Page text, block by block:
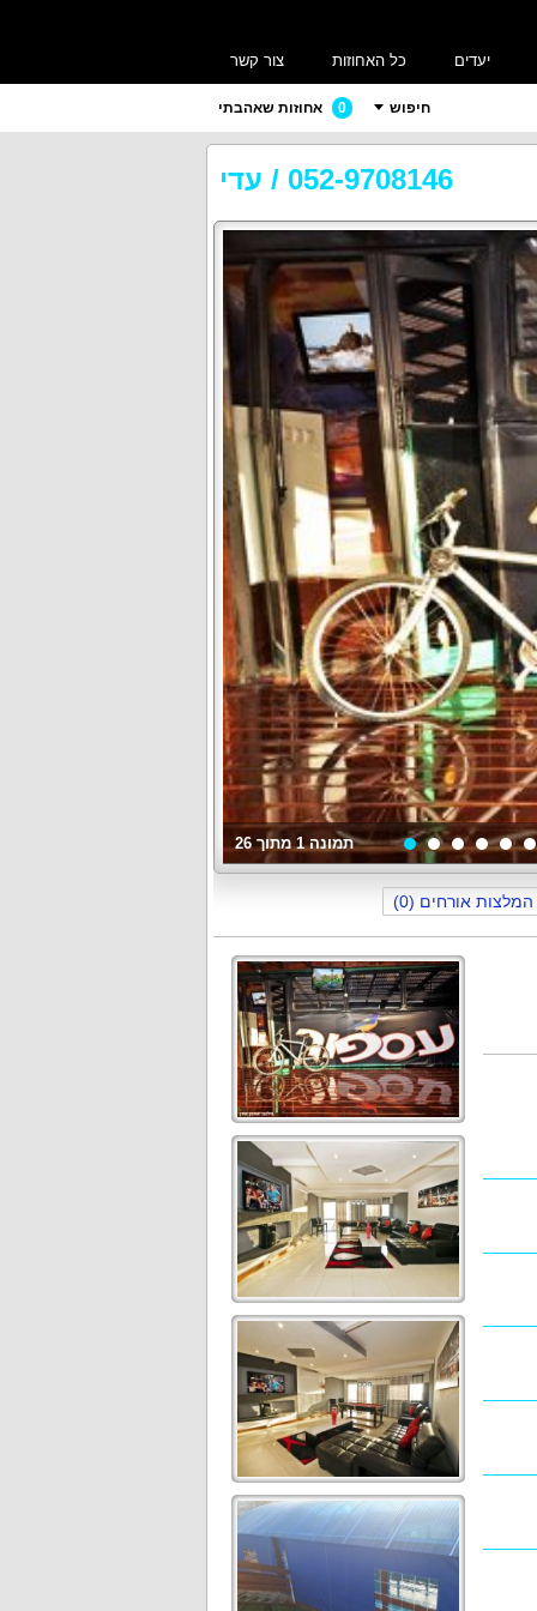
יעדים כל האחוזות צור קשר
0 אחוזות שאהבתי חיפוש
052-9708146
/ עדי
תמונה1מתוך26
המלצות אורחים (0)